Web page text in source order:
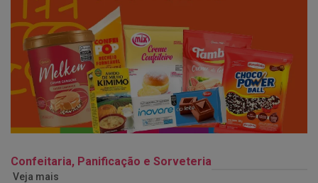
Confeitaria, Panificação e Sorveteria
Veja mais